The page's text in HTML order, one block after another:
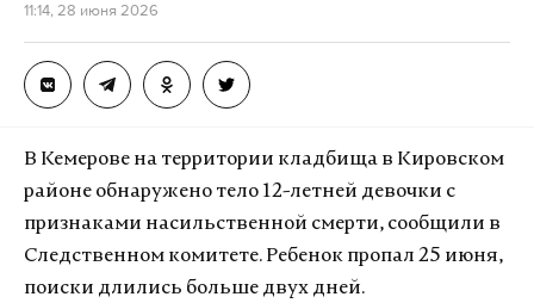
11:14, 28 июня 2026
В Кемерове на территории кладбища в Кировском
районе обнаружено тело 12-летней девочки с
признаками насильственной смерти, сообщили в
Следственном комитете. Ребенок пропал 25 июня,
поиски длились больше двух дней.